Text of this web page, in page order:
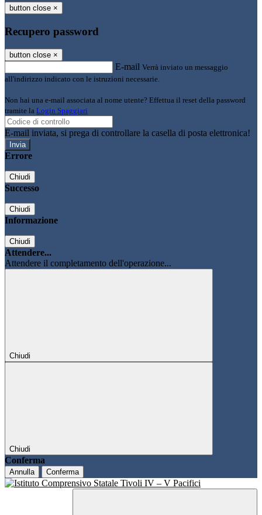
button close ×
Recupero password
button close ×
E-mail Verrà inviato un messaggio
all'indirizzo indicato con le istruzioni necessarie.
Non hai una e-mail associata al nome utente? Effettua il reset della password
tramite la Login Spaggiari
E-mail inviata, si prega di controllare la casella di posta elettronica!
Errore
Chiudi
Successo
Chiudi
Informazione
Chiudi
Attendere...
Attendere il completamento dell'operazione...
Chiudi
Chiudi
Conferma
Annulla Conferma